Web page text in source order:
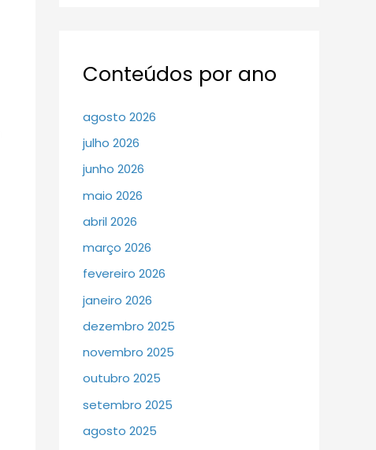
Conteúdos por ano
agosto 2026
julho 2026
junho 2026
maio 2026
abril 2026
março 2026
fevereiro 2026
janeiro 2026
dezembro 2025
novembro 2025
outubro 2025
setembro 2025
agosto 2025